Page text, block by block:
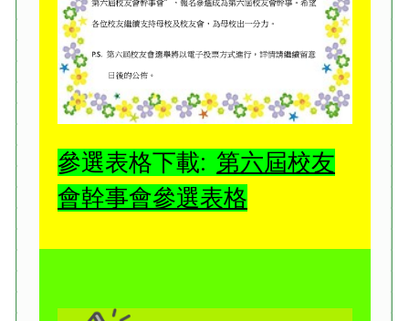
參選表格下載: 第六屆校友
會幹事會參選表格